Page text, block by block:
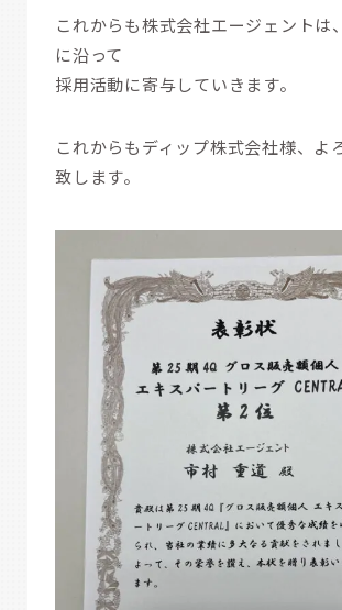
これからも株式会社エージェントは
に沿って
採用活動に寄与していきます。
これからもディップ株式会社様、よ
致します。